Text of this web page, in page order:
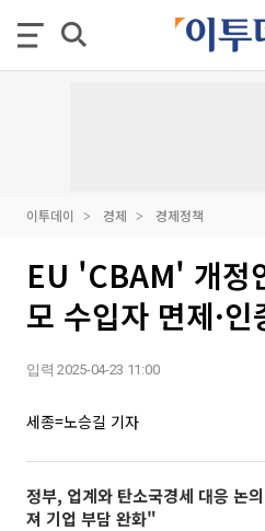
이투데이 경제 경제정책
EU 'CBAM' 개정
모 수입자 면제·
입력 2025-04-23 11:00
세종=노승길 기자
정부, 업계와 탄소국경세 대응 논
져 기업 부담 완화"